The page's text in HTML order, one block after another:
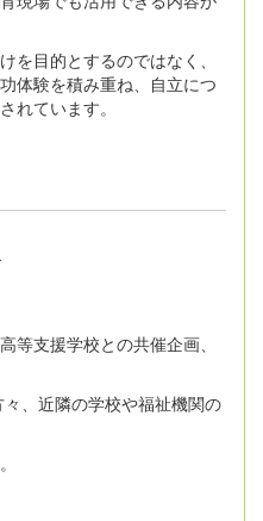
を目的とするのではなく、
体験を積み重ね、自立につ
れています。
等支援学校との共催企画、
、近隣の学校や福祉機関の